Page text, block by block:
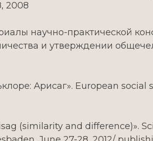
2008
научно-практической
и утверждении
Арисаг». European social
(similarity and difference)».